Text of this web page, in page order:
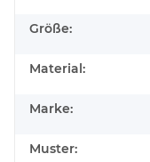
Größe:
Material:
Marke:
Muster: